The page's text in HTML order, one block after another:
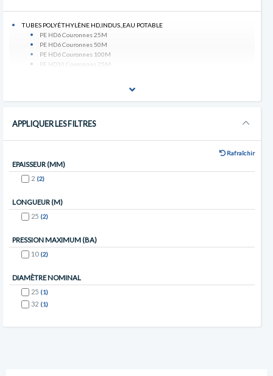
TUBES POLYÉTHYLÈNE HD,INDUS.,EAU POTABLE
PE HD6 Couronnes 25M
PE HD6 Couronnes 50M
PE HD6 Couronnes 100M
PE HD10 Couronnes 25M
APPLIQUER LES FILTRES
Rafraîchir
EPAISSEUR (MM)
2 (2)
LONGUEUR (M)
25 (2)
PRESSION MAXIMUM (BA)
10 (2)
DIAMÈTRE NOMINAL
25 (1)
32 (1)